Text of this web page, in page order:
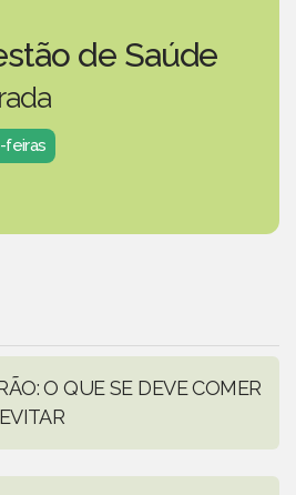
de Saúde
feiras
O QUE SE DEVE COMER